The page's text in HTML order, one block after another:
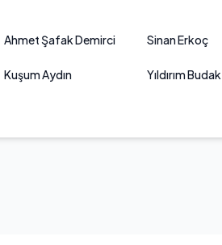
Ahmet Şafak Demirci Sinan Erkoç
Kuşum Aydın Yıldırım Budak